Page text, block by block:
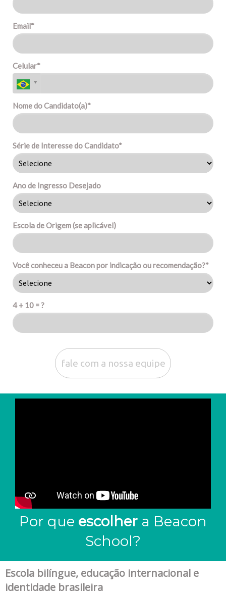
Email*
Celular*
Nome do Candidato(a)*
Série de Interesse do Candidato*
Ano de Ingresso Desejado
Escola de Origem (se aplicável)
Você conheceu a Beacon por indicação ou recomendação?*
4 + 10 = ?
fale com a nossa equipe
Por que escolher a Beacon
School?
Escola bilíngue, educação internacional e
identidade brasileira